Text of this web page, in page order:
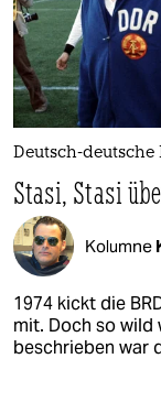
Deutsch-
Stasi, Stasi
Kolumne
1974 kickt die
mit. Doch so wild
beschrieben war